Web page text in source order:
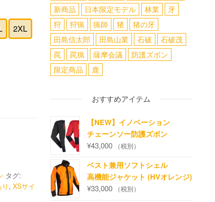
2XL
タグ:
,XSサイ
新商品
日本限定モデル 林業
牙
狩
狩猟 猟師 猪
猪の牙
田島信太郎
田島山業 石破
石破茂
罠
罠猟 薩摩会議
防護ズボン
限定商品
鹿
おすすめアイテム
【NEW】イノベーション
チェーンソー防護ズボン
¥43,000 （税別）
ベスト兼用ソフトシェル
高機能ジャケット (HVオレンジ)
¥33,000 （税別）